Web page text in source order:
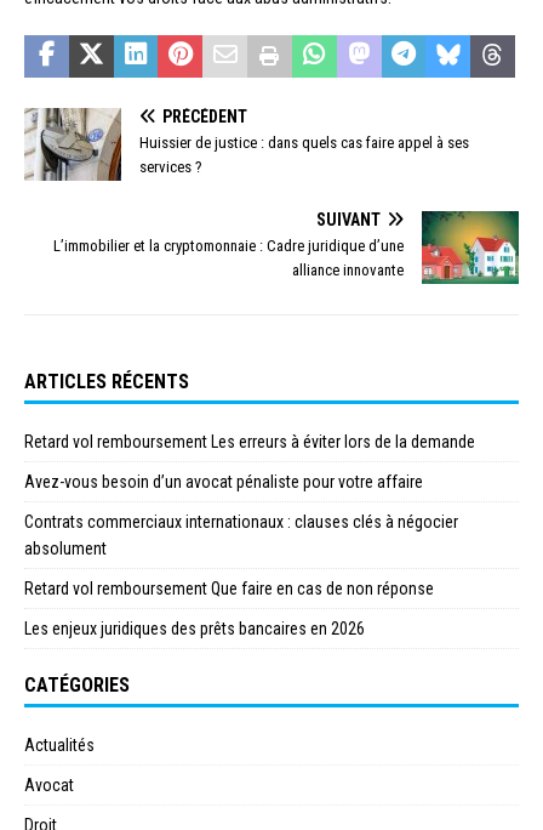
PRÉCÉDENT
Huissier de justice : dans quels cas faire appel à ses
services ?
SUIVANT
L’immobilier et la cryptomonnaie : Cadre juridique d’une
alliance innovante
ARTICLES RÉCENTS
Retard vol remboursement Les erreurs à éviter lors de la demande
Avez-vous besoin d’un avocat pénaliste pour votre affaire
Contrats commerciaux internationaux : clauses clés à négocier
absolument
Retard vol remboursement Que faire en cas de non réponse
Les enjeux juridiques des prêts bancaires en 2026
CATÉGORIES
Actualités
Avocat
Droit